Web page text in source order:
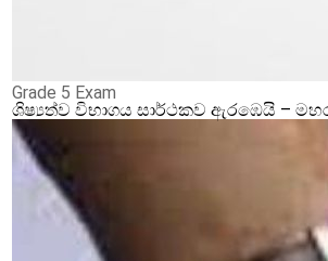
Grade 5 Exam
ශිෂ්‍යත්ව විභාගය සාර්ථකව ඇරඹෙයි –